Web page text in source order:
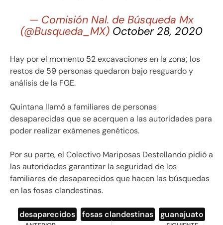
— Comisión Nal. de Búsqueda Mx
(@Busqueda_MX) October 28, 2020
Hay por el momento 52 excavaciones en la zona; los
restos de 59 personas quedaron bajo resguardo y
análisis de la FGE.
Quintana llamó a familiares de personas
desaparecidas que se acerquen a las autoridades para
poder realizar exámenes genéticos.
Por su parte, el Colectivo Mariposas Destellando pidió a
las autoridades garantizar la seguridad de los
familiares de desaparecidos que hacen las búsquedas
en las fosas clandestinas.
desaparecidos fosas clandestinas guanajuato